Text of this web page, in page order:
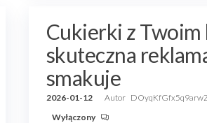
Cukierki z Twoim
skuteczna
smakuje
2026-01-12 Autor
Wyłączony